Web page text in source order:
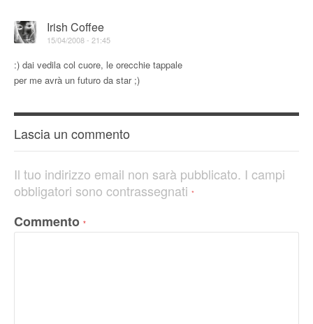
Irish Coffee
15/04/2008 - 21:45
:) dai vedila col cuore, le orecchie tappale
per me avrà un futuro da star ;)
Lascia un commento
Il tuo indirizzo email non sarà pubblicato. I campi
obbligatori sono contrassegnati *
Commento *